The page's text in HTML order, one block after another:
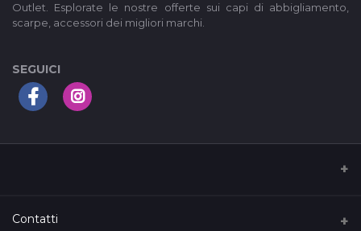
Outlet. Esplorate le nostre offerte sui capi di abbigliamento,
scarpe, accessori dei migliori marchi.
SEGUICI
I nostri Termini di servizio
Contatti